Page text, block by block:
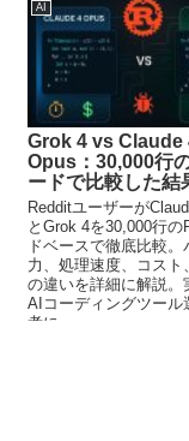
AI
Grok 4 vs Claude
Opus：30,000行
ードで比較した結
Redditユーザーが
とGrok 4を30,000行の
ドベースで徹底比較。
力、処理速度、コスト
の違いを詳細に解説。
AIコーディングツール
考に。